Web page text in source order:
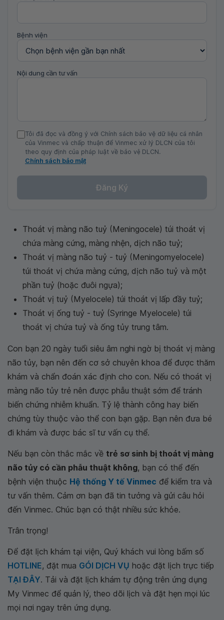
Bệnh viện
Nội dung cần tư vấn
Tôi đã đọc và đồng ý với Chính sách bảo vệ dữ liệu cá nhân
của Vinmec và chấp thuận để Vinmec xử lý DLCN của tôi
theo quy định của pháp luật về bảo vệ DLCN.
Chính sách bảo mật
Đăng Ký
Thoát vị màng não tuỷ (Meningocele) túi thoát vị
chứa màng cứng, màng nhện, dịch não tuỷ;
Thoát vị màng não tuỷ - tuỷ (Meningomyelocele)
túi thoát vị chứa màng cứng, dịch não tuỷ và một
phần tuỷ (hoặc đuôi ngựa);
Thoát vị tuỷ (Myelocele) túi thoát vị lấp đầy tuỷ;
Thoát vị ống tuỷ - tuỷ (Syringe Myelocele) túi
thoát vị chứa tuỷ và ống tủy trung tâm.
Con bạn 20 ngày tuổi siêu âm nghi ngờ bị thoát vị màng
não tủy, bạn nên đến cơ sở chuyên khoa để được thăm
khám và chẩn đoán xác định cho con. Nếu có thoát vị
màng não tủy trẻ nên được phẫu thuật sớm để tránh
biến chứng nhiễm khuẩn. Tỷ lệ thành công hay biến
chứng tùy thuộc vào thể con bạn gặp. Bạn nên đưa bé
đi khám và được bác sĩ tư vấn cụ thể.
Nếu bạn còn thắc mắc về trẻ sơ sinh bị thoát vị màng
não tủy có cần phẫu thuật không, bạn có thể đến
bệnh viện thuộc Hệ thống Y tế Vinmec để kiểm tra và
tư vấn thêm. Cảm ơn bạn đã tin tưởng và gửi câu hỏi
đến Vinmec. Chúc bạn có thật nhiều sức khỏe.
Trân trọng!
Để đặt lịch khám tại viện, Quý khách vui lòng bấm số
HOTLINE, đặt mua GÓI DỊCH VỤ hoặc đặt lịch trực tiếp
TẠI ĐÂY. Tải và đặt lịch khám tự động trên ứng dụng
My Vinmec để quản lý, theo dõi lịch và đặt hẹn mọi lúc
mọi nơi ngay trên ứng dụng.